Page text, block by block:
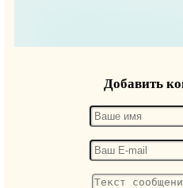
Добавить